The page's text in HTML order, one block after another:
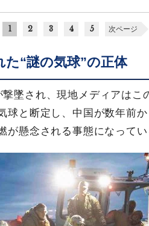
1 2 3 4 5 次ページ
“謎の気球”の正体
墜され、現地メディアはこ
球と断定し、中国が数年前
が懸念される事態になってい